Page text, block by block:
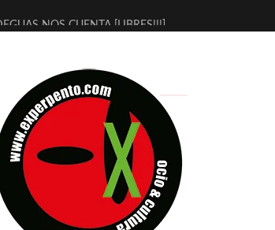
NOS CUENTA [LIBRES!!!]
JUAN GUERRERO ZAMORA
DEL DIRECTOR TEATRAL CLAUDIO TOLCACHIR
DE LA KATARSIS DEL TOMATAZO
EN #EXVITA
[BITÁCORA 3.0] EN EXVITA
EN EXVITA [RELATIVA SENCILLEZ]